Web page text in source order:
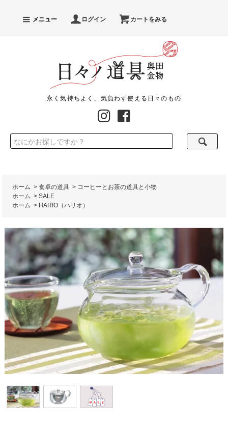
メニュー ログイン カートをみる
永く気持ちよく、気負わず使える日々のもの
ホーム >食卓の道具 > コーヒーとお茶の道具と小物
ホーム >SALE
ホーム > HARIO（ハリオ）